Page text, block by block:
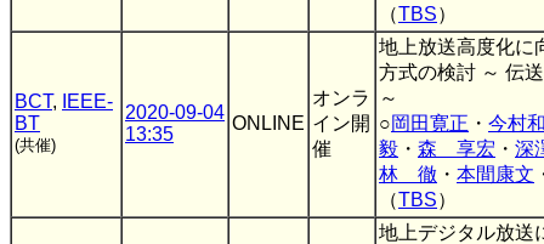
（TBS）
BCT,
IEEE-
BT
(共催)
2020-09-04
13:35
ONLINE
オンラ
イン開
催
地上放送高度化に
方式の検討 ～ 伝
～
○岡田寛正 ・ 今村
毅 ・ 森 享宏 ・ 深
林 徹 ・ 本間康文
（TBS）
地上デジタル放送